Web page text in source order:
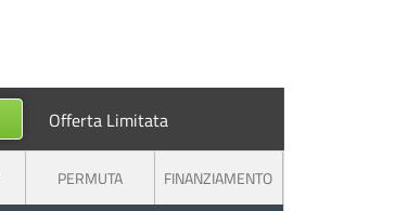
Offerta Limitata
PERMUTA FINANZIAMENTO